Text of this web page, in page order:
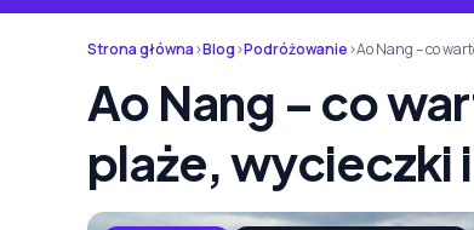
Strona główna›Blog›Podróżowanie›Ao Nang – co
Ao Nang – co
plaże, wycieczki